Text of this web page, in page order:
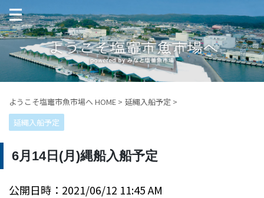
ようこそ塩竈市魚市場へ HOME > 延縄入船予定 >
延縄入船予定
6月14日(月)縄船入船予定
公開日時：2021/06/12 11:45 AM